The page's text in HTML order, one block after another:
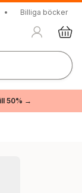
• Billiga böcker
50% →